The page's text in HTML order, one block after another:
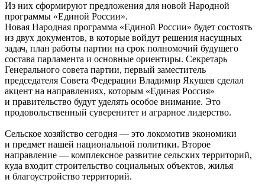
Из них сформируют предложения для новой Народной
программы «Единой России».
Новая Народная программа «Единой России» будет состоять
из двух документов, в которые войдут решения насущных
задач, план работы партии на срок полномочий будущего
состава парламента и основные ориентиры. Секретарь
Генерального совета партии, первый заместитель
председателя Совета Федерации Владимир Якушев сделал
акцент на направлениях, которым «Единая Россия»
и правительство будут уделять особое внимание. Это
продовольственный суверенитет и аграрное лидерство.
Сельское хозяйство сегодня — это локомотив экономики
и предмет нашей национальной политики. Второе
направление — комплексное развитие сельских территорий,
куда входит строительство социальных объектов, жилья
и благоустройство территорий.